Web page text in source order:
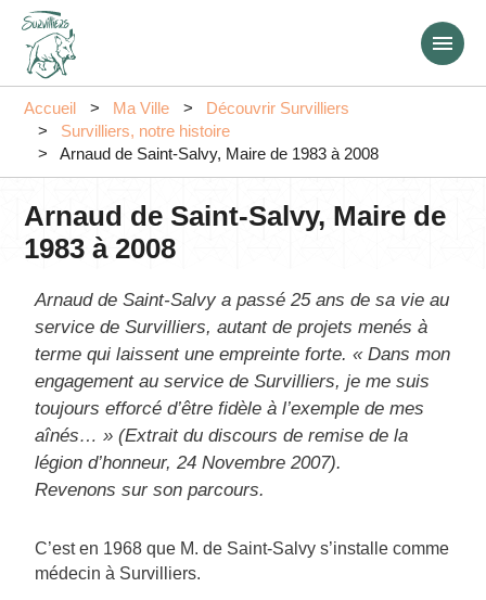
Accueil Ma Ville
Découvrir Survilliers
Survilliers, notre histoire
Arnaud de Saint-Salvy, Maire de 1983 à 2008
Arnaud de Saint-Salvy, Maire de
1983 à 2008
Arnaud de Saint-Salvy a passé 25 ans de sa vie au
service de Survilliers, autant de projets menés à
terme qui laissent une empreinte forte. «Dans mon
engagement au service de Survilliers, je me suis
toujours efforcé d’être fidèle à l’exemple de mes
aînés…» (Extrait du discours de remise de la
légion d’honneur, 24 Novembre 2007).
Revenons sur son parcours.
C’est en 1968 que M. de Saint-Salvy s’installe comme
médecin à Survilliers.